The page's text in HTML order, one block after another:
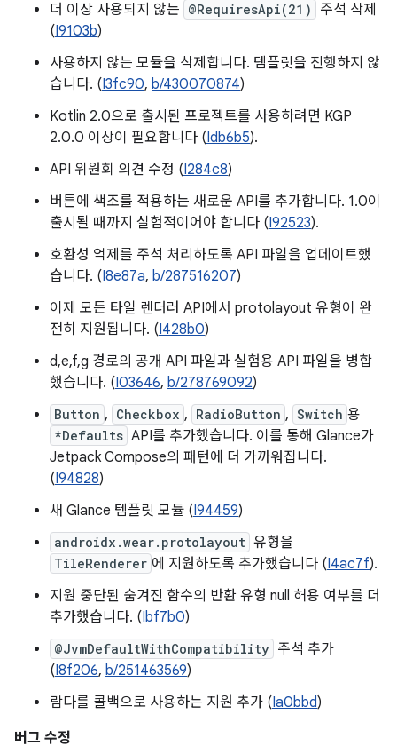
더 이상 사용되지 않는 @RequiresApi(21)
주석 삭제
(I9103b)
사용하지 않는 모듈을 삭제합니다. 템플릿을 진행하지 않
습니다. (I3fc90, b/430070874)
Kotlin 2.0으로 출시된 프로젝트를 사용하려면 KGP
2.0.0 이상이 필요합니다 (Idb6b5).
API 위원회 의견 수정 (I284c8)
버튼에 색조를 적용하는 새로운 API를 추가합니다. 1.0이
출시될 때까지 실험적이어야 합니다 (I92523).
호환성 억제를 주석 처리하도록 API 파일을 업데이트했
습니다. (I8e87a, b/287516207)
이제 모든 타일 렌더러 API에서 protolayout 유형이 완
전히 지원됩니다. (I428b0)
d,e,f,g 경로의 공개 API 파일과 실험용 API 파일을 병합
했습니다. (I03646, b/278769092)
Button , Checkbox , RadioButton , Switch 용
*Defaults API를 추가했습니다. 이를 통해 Glance가
Jetpack Compose의 패턴에 더 가까워집니다.
(I94828)
새 Glance 템플릿 모듈 (I94459)
androidx.wear.protolayout 유형을
TileRenderer 에 지원하도록 추가했습니다 (I4ac7f).
지원 중단된 숨겨진 함수의 반환 유형 null 허용 여부를 더
추가했습니다. (Ibf7b0)
@JvmDefaultWithCompatibility 주석 추가
(I8f206, b/251463569)
람다를 콜백으로 사용하는 지원 추가 (Ia0bbd)
버그 수정